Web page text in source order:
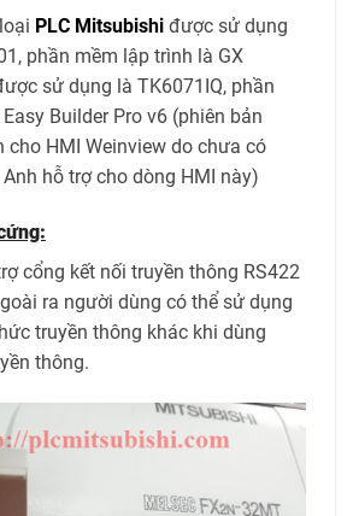
PLC Mitsubishi được sử dụng
phần mềm lập trình là GX
sử dụng là TK6071IQ, phần
Builder Pro v6 (phiên bản
cho HMI Weinview do chưa có
hỗ trợ cho dòng HMI này)
cổng kết nối truyền thông RS422
ra người dùng có thể sử dụng
truyền thông khác khi dùng
thông.